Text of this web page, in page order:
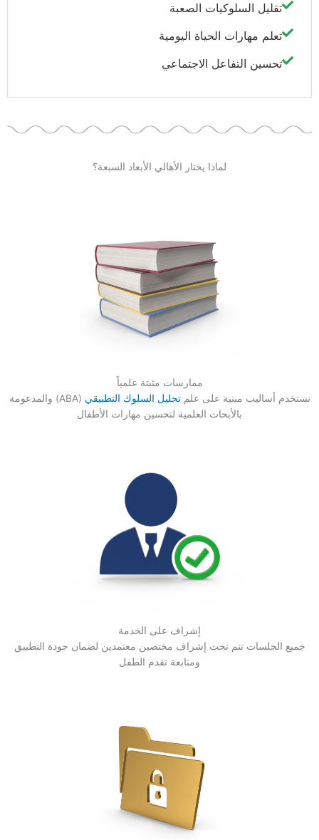
تقليل السلوكيات الصعبة
تعلم مهارات الحياة اليومية
تحسين التفاعل الاجتماعي
لماذا يختار الأهالي الأبعاد السبعة؟
ممارسات مثبتة علمياً
نستخدم أساليب مبنية على علمتحليل السلوك التطبيقي
(ABA) والمدعومة
بالأبحاث العلمية لتحسين مهارات الأطفال
إشراف على الخدمة
جميع الجلسات تتم تحت إشراف مختصين معتمدين لضمان جودة التطبيق
ومتابعة تقدم الطفل